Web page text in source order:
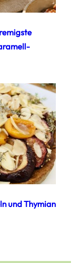
und Thymian